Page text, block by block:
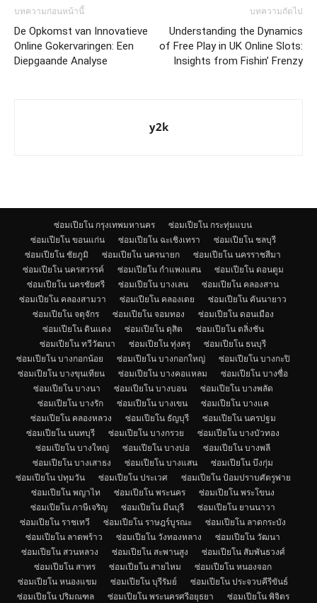
บทความก่อนหน้านี้
De Opkomst van Innovatieve
Online Gokervaringen: Een
Diepgaande Analyse
บทความถัดไป
Understanding the Dynamics
of Free Play in UK Online Slots:
Insights from Fishin’ Frenzy
y2k
ซ่อมเปียโน กรุงเทพมหานคร
ซ่อมเปียโน กระทุ่มแบน
ซ่อมเปียโน ขอนแก่น
ซ่อมเปียโน ฉะเชิงเทรา
ซ่อมเปียโน ชลบุรี
ซ่อมเปียโน ชัยภูมิ
ซ่อมเปียโน นครนายก
ซ่อมเปียโน นครราชสีมา
ซ่อมเปียโน นครสวรรค์
ซ่อมเปียโน กำแพงแสน
ซ่อมเปียโน ดอนตูม
ซ่อมเปียโน นครชัยศรี
ซ่อมเปียโน บางเลน
ซ่อมเปียโน คลองสาน
ซ่อมเปียโน คลองสามวา
ซ่อมเปียโน คลองเตย
ซ่อมเปียโน คันนายาว
ซ่อมเปียโน จตุจักร
ซ่อมเปียโน จอมทอง
ซ่อมเปียโน ดอนเมือง
ซ่อมเปียโน ดินแดง
ซ่อมเปียโน ดุสิต
ซ่อมเปียโน ตลิ่งชัน
ซ่อมเปียโน ทวีวัฒนา
ซ่อมเปียโน ทุ่งครุ
ซ่อมเปียโน ธนบุรี
ซ่อมเปียโน บางกอกน้อย
ซ่อมเปียโน บางกอกใหญ่
ซ่อมเปียโน บางกะปิ
ซ่อมเปียโน บางขุนเทียน
ซ่อมเปียโน บางคอแหลม
ซ่อมเปียโน บางซื่อ
ซ่อมเปียโน บางนา
ซ่อมเปียโน บางบอน
ซ่อมเปียโน บางพลัด
ซ่อมเปียโน บางรัก
ซ่อมเปียโน บางเขน
ซ่อมเปียโน บางแค
ซ่อมเปียโน คลองหลวง
ซ่อมเปียโน ธัญบุรี
ซ่อมเปียโน นครปฐม
ซ่อมเปียโน นนทบุรี
ซ่อมเปียโน บางกรวย
ซ่อมเปียโน บางบัวทอง
ซ่อมเปียโน บางใหญ่
ซ่อมเปียโน บางบ่อ
ซ่อมเปียโน บางพลี
ซ่อมเปียโน บางเสาธง
ซ่อมเปียโน บางแสน
ซ่อมเปียโน บึงกุ่ม
ซ่อมเปียโน ปทุมวัน
ซ่อมเปียโน ประเวศ
ซ่อมเปียโน ป้อมปราบศัตรูพ่าย
ซ่อมเปียโน พญาไท
ซ่อมเปียโน พระนคร
ซ่อมเปียโน พระโขนง
ซ่อมเปียโน ภาษีเจริญ
ซ่อมเปียโน มีนบุรี
ซ่อมเปียโน ยานนาวา
ซ่อมเปียโน ราชเทวี
ซ่อมเปียโน ราษฎร์บูรณะ
ซ่อมเปียโน ลาดกระบัง
ซ่อมเปียโน ลาดพร้าว
ซ่อมเปียโน วังทองหลาง
ซ่อมเปียโน วัฒนา
ซ่อมเปียโน สวนหลวง
ซ่อมเปียโน สะพานสูง
ซ่อมเปียโน สัมพันธวงศ์
ซ่อมเปียโน สาทร
ซ่อมเปียโน สายไหม
ซ่อมเปียโน หนองจอก
ซ่อมเปียโน หนองแขม
ซ่อมเปียโน บุรีรัมย์
ซ่อมเปียโน ประจวบคีรีขันธ์
ซ่อมเปียโน ปริมณฑล
ซ่อมเปียโน พระนครศรีอยุธยา ซ่อมเปียโน พิจิตร